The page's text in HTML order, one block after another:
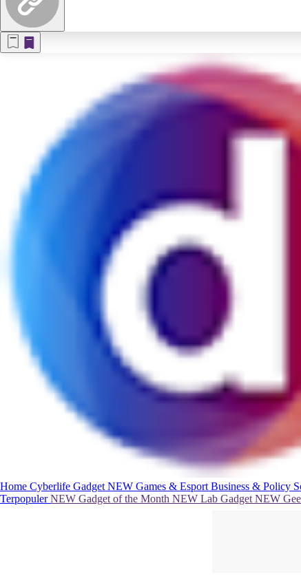
Home Cyberlife Gadget NEW Games & Esport Business & Policy
TerpopulerNEW Gadget of the Month NEW Lab Gadget NEW